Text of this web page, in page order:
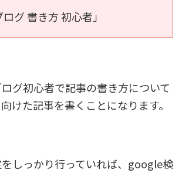
グ 書き方 初心者」
グ初心者で記事の書き方について
けた記事を書くことになります。
しっかり行っていれば、google検